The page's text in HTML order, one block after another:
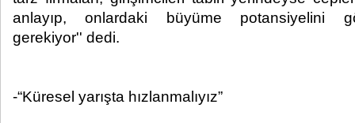
anlayıp, onlardaki büyüme potansiyelini
gerekiyor'' dedi.
-“Küresel yarışta hızlanmalıyız”